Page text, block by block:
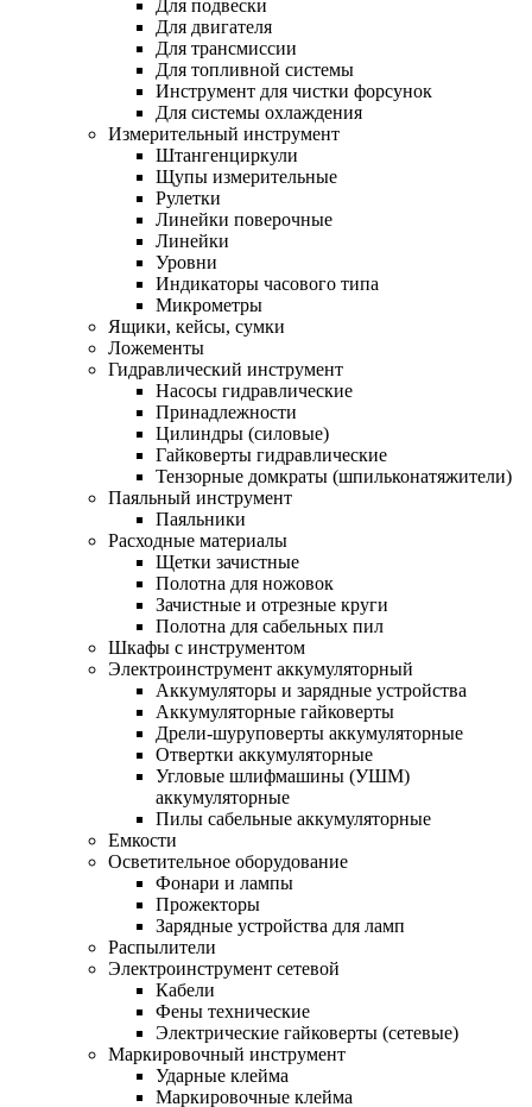
Для подвески
Для двигателя
Для трансмиссии
Для топливной системы
Инструмент для чистки форсунок
Для системы охлаждения
Измерительный инструмент
Штангенциркули
Щупы измерительные
Рулетки
Линейки поверочные
Линейки
Уровни
Индикаторы часового типа
Микрометры
Ящики, кейсы, сумки
Ложементы
Гидравлический инструмент
Насосы гидравлические
Принадлежности
Цилиндры (силовые)
Гайковерты гидравлические
Тензорные домкраты (шпильконатяжители)
Паяльный инструмент
Паяльники
Расходные материалы
Щетки зачистные
Полотна для ножовок
Зачистные и отрезные круги
Полотна для сабельных пил
Шкафы с инструментом
Электроинструмент аккумуляторный
Аккумуляторы и зарядные устройства
Аккумуляторные гайковерты
Дрели-шуруповерты аккумуляторные
Отвертки аккумуляторные
Угловые шлифмашины (УШМ)
аккумуляторные
Пилы сабельные аккумуляторные
Емкости
Осветительное оборудование
Фонари и лампы
Прожекторы
Зарядные устройства для ламп
Распылители
Электроинструмент сетевой
Кабели
Фены технические
Электрические гайковерты (сетевые)
Маркировочный инструмент
Ударные клейма
Маркировочные клейма